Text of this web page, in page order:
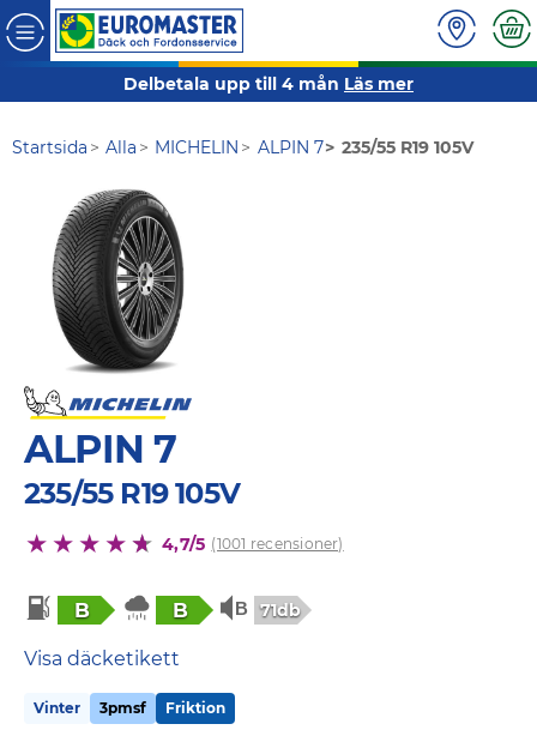
Delbetala upp till 4 mån Läs mer
Startsida Alla MICHELIN ALPIN 7 235/55 R19 105V
ALPIN 7
235/55 R19 105V
4,7/5 (1001 recensioner)
B B 71db
Visa däcketikett
Vinter 3pmsf Friktion